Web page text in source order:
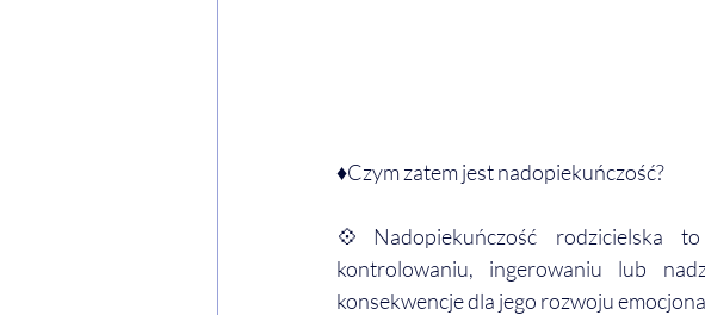
♦️Czym zatem jest nadopiekuńczość?
💠Nadopiekuńczość rodzicielska
kontrolowaniu, ingerowaniu lub
konsekwencje dla jego rozwoju